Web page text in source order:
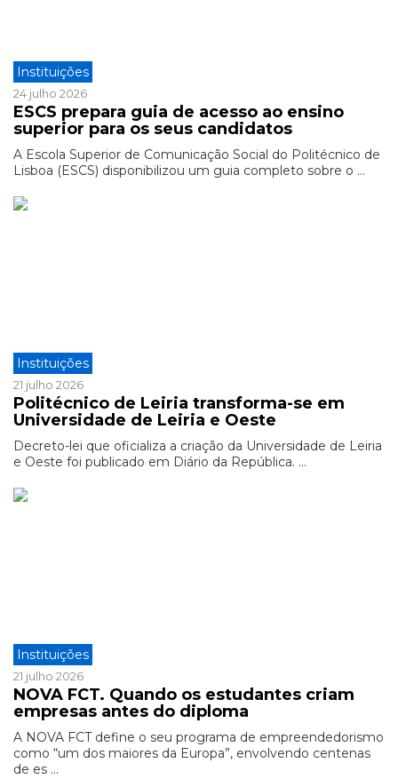
Instituições
24 julho 2026
ESCS prepara guia de acesso ao ensino
superior para os seus candidatos
A Escola Superior de Comunicação Social do Politécnico de
Lisboa (ESCS) disponibilizou um guia completo sobre o ...
Instituições
21 julho 2026
Politécnico de Leiria transforma-se em
Universidade de Leiria e Oeste
Decreto-lei que oficializa a criação da Universidade de Leiria
e Oeste foi publicado em Diário da República. ...
Instituições
21 julho 2026
NOVA FCT. Quando os estudantes criam
empresas antes do diploma
A NOVA FCT define o seu programa de empreendedorismo
como “um dos maiores da Europa”, envolvendo centenas
de es ...